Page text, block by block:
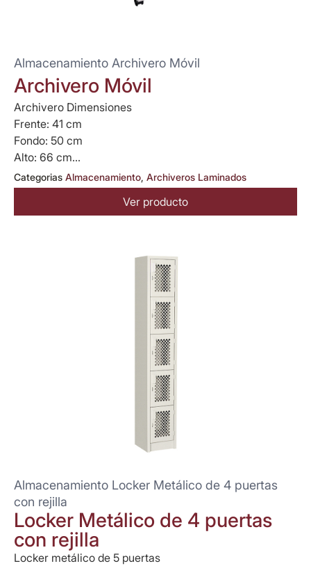
Almacenamiento Archivero Móvil
Archivero Móvil
Archivero Dimensiones
Frente: 41 cm
Fondo: 50 cm
Alto: 66 cm...
Categorias Almacenamiento, Archiveros Laminados
Ver producto
Almacenamiento Locker Metálico de 4 puertas
con rejilla
Locker Metálico de 4 puertas
con rejilla
Locker metálico de 5 puertas